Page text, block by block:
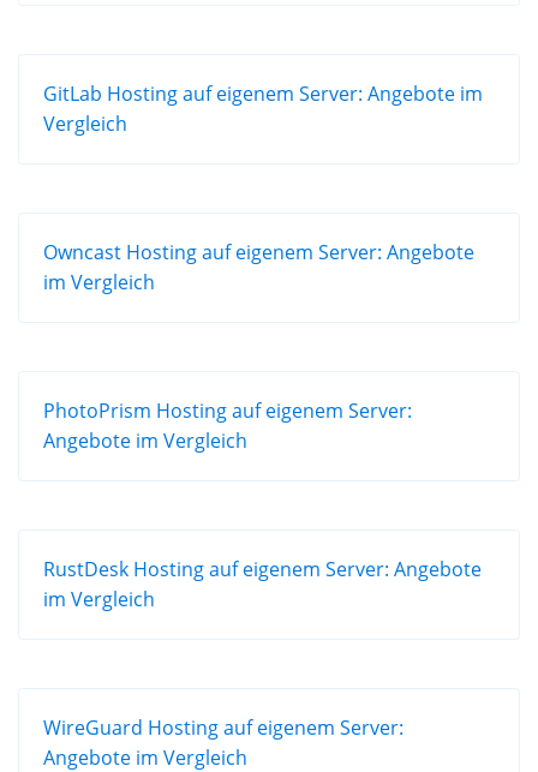
GitLab Hosting auf eigenem Server: Angebote im
Vergleich
Owncast Hosting auf eigenem Server: Angebote
im Vergleich
PhotoPrism Hosting auf eigenem Server:
Angebote im Vergleich
RustDesk Hosting auf eigenem Server: Angebote
im Vergleich
WireGuard Hosting auf eigenem Server:
Angebote im Vergleich